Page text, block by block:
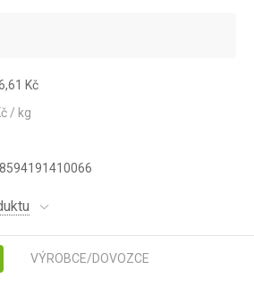
Kč
/ kg
VÝROBCE/DOVOZCE